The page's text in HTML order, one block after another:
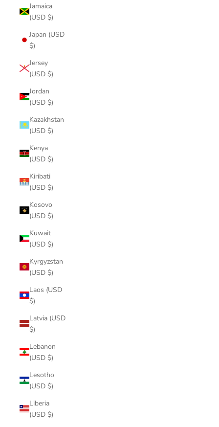
Jamaica
(USD $)
Japan (USD
$)
Jersey
(USD $)
Jordan
(USD $)
Kazakhstan
(USD $)
Kenya
(USD $)
Kiribati
(USD $)
Kosovo
(USD $)
Kuwait
(USD $)
Kyrgyzstan
(USD $)
Laos (USD
$)
Latvia (USD
$)
Lebanon
(USD $)
Lesotho
(USD $)
Liberia
(USD $)